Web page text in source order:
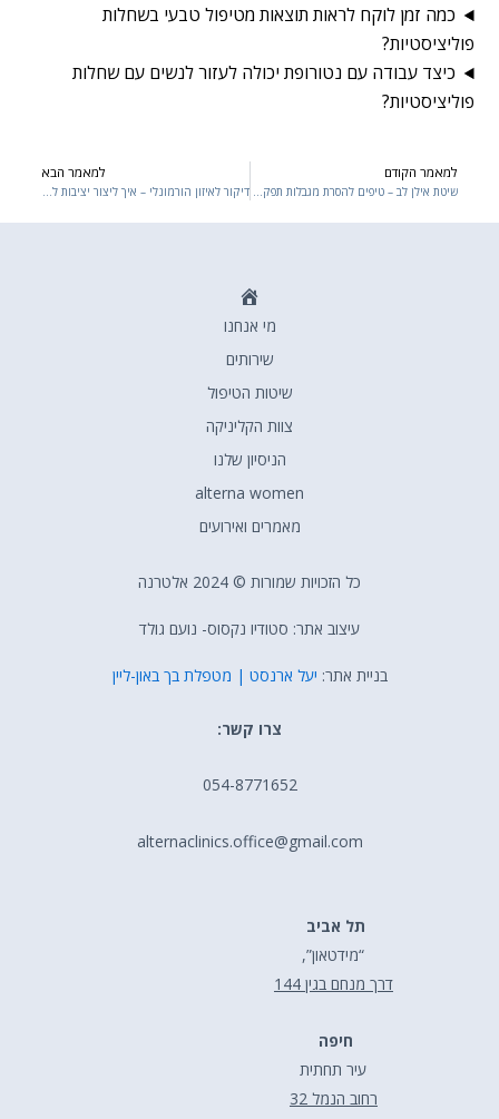
כמה זמן לוקח לראות תוצאות מטיפול טבעי בשחלות
פוליציסטיות?
כיצד עבודה עם נטורופת יכולה לעזור לנשים עם שחלות
פוליציסטיות?
Prev
למאמר הקודם
שיטת אילן לב – טיפים להסרת מגבלות תפקודיות דרך עבודה תנועתית עמוקה
למאמר הבא
דיקור לאיזון הורמונלי – איך ליצור יציבות לאורך זמן
דף
מי אנחנו
שירותים
שיטות הטיפול
צוות הקליניקה
הניסיון שלנו
alterna women
מאמרים ואירועים
כל הזכויות שמורות © 2024 אלטרנה
עיצוב אתר: סטודיו נקסוס- נועם גולד
בניית אתר: יעל ארנסט | מטפלת בך באון-ליין
צרו קשר:
054-8771652
alternaclinics.office@gmail.com
תל אביב
“מידטאון”,
דרך מנחם בגין 144
חיפה
עיר תחתית
רחוב הנמל 32